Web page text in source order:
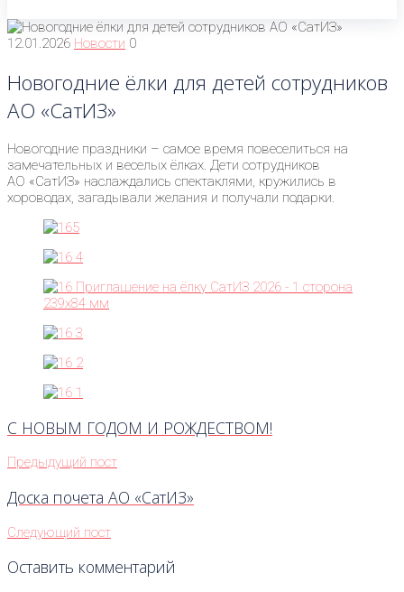
12.01.2026 Новости 0
Новогодние ёлки для детей сотрудников
АО «СатИЗ»
Новогодние праздники – самое время повеселиться на
замечательных и веселых ёлках. Дети сотрудников
АО «СатИЗ» наслаждались спектаклями, кружились в
хороводах, загадывали желания и получали подарки.
С НОВЫМ ГОДОМ И РОЖДЕСТВОМ!
Предыдущий пост
Доска почета АО «СатИЗ»
Следующий пост
Оставить комментарий